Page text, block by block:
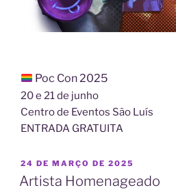
Poc Con 2025
20 e 21 de junho
Centro de Eventos São Luís
ENTRADA GRATUITA
PUBLICADO
EM
24 DE MARÇO DE 2025
Artista Homenageado